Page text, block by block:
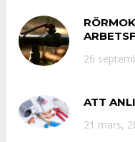
26
ATT
21 mars,